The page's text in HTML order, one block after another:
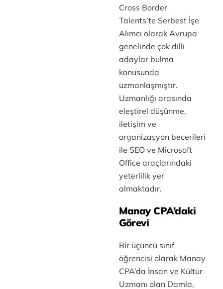
Cross Border
Talents’te Serbest İşe
Alımcı olarak Avrupa
genelinde çok dilli
adaylar bulma
konusunda
uzmanlaşmıştır.
Uzmanlığı arasında
eleştirel düşünme,
iletişim ve
organizasyon becerileri
ile SEO ve Microsoft
Office araçlarındaki
yeterlilik yer
almaktadır.
Manay CPA’daki
Görevi
Bir üçüncü sınıf
öğrencisi olarak Manay
CPA’da İnsan ve Kültür
Uzmanı olan Damla,